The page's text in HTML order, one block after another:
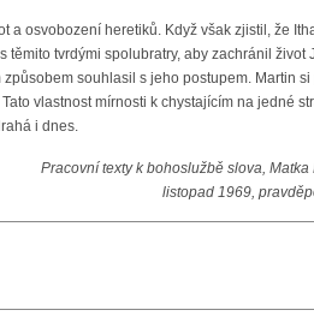
a osvobození heretiků. Když však zjistil, že
tvrdými spolubratry, aby zachránil život
souhlasil s jeho postupem. Martin
vlastnost mírnosti k chystajícím na jedné
i dnes.
Pracovní texty k bohoslužbě slova, Matka
listopad 1969,